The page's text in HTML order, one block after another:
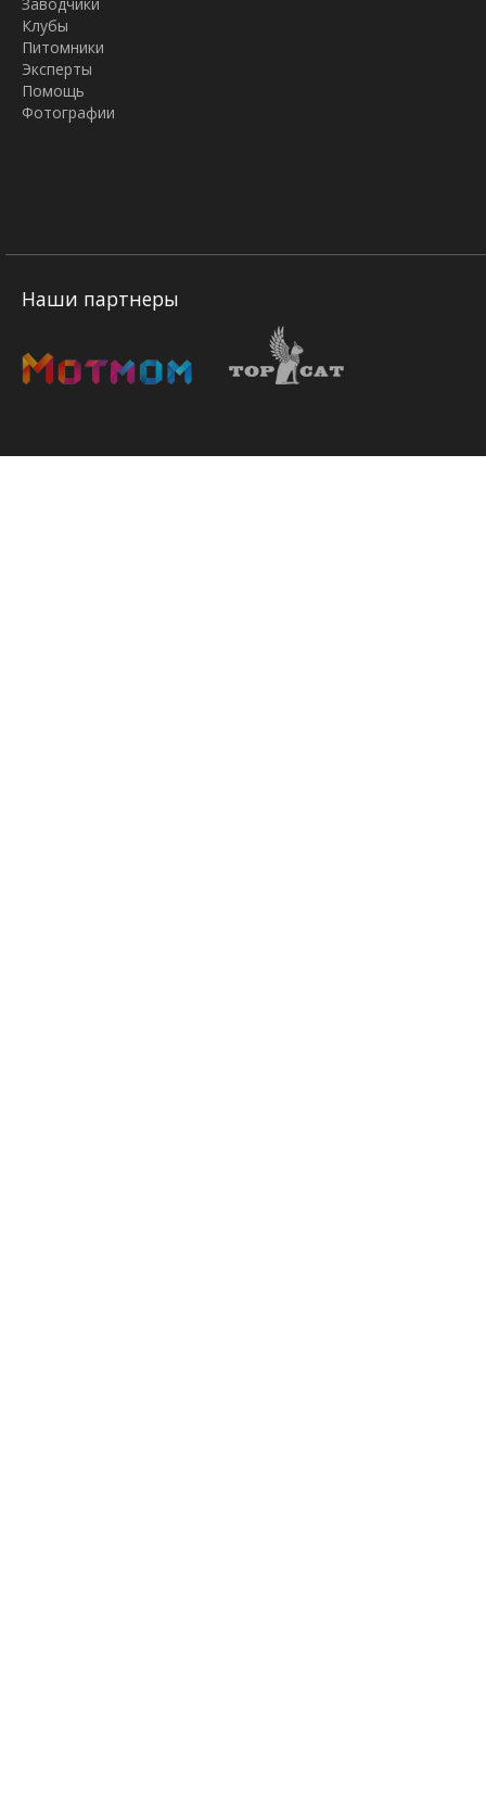
Клубы
Питомники
Эксперты
Помощь
Фотографии
Наши партнеры